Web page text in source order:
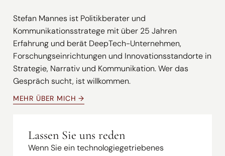
Stefan Mannes ist Politikberater und
Kommunikationsstratege mit über 25 Jahren
Erfahrung und berät DeepTech-Unternehmen,
Forschungseinrichtungen und Innovationsstandorte in
Strategie, Narrativ und Kommunikation. Wer das
Gespräch sucht, ist willkommen.
MEHR ÜBER MICH →
Lassen Sie uns reden
Wenn Sie ein technologiegetriebenes